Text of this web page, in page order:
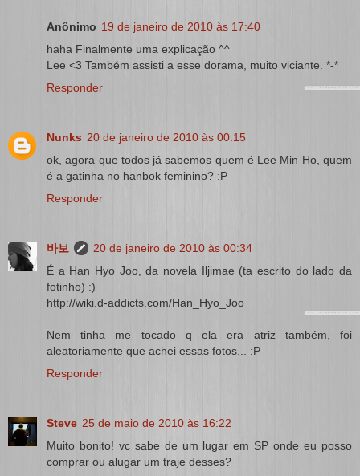
Anônimo 19 de janeiro de 2010 às 17:40
haha Finalmente uma explicação ^^
Lee <3 Também assisti a esse dorama, muito viciante. *-*
Responder
Nunks 20 de janeiro de 2010 às 00:15
ok, agora que todos já sabemos quem é Lee Min Ho, quem
é a gatinha no hanbok feminino? :P
Responder
바보
20 de janeiro de 2010 às 00:34
É a Han Hyo Joo, da novela Iljimae (ta escrito do lado da
fotinho) :)
http://wiki.d-addicts.com/Han_Hyo_Joo
Nem tinha me tocado q ela era atriz também, foi
aleatoriamente que achei essas fotos... :P
Responder
Steve 25 de maio de 2010 às 16:22
Muito bonito! vc sabe de um lugar em SP onde eu posso
comprar ou alugar um traje desses?